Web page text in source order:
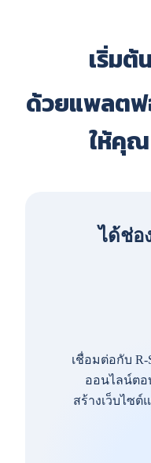
เริ่มต้
ด้วยแพลตฟ
ให้คุณ
ได้ช่อ
เชื่อมต่อกับ R-
ออนไลน์ตอ
สร้างเว็บไซต์